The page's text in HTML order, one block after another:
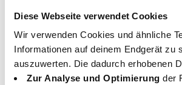
Diese Webseite verwendet Cookies
Wir verwenden Cookies und ähnliche
Informationen auf deinem Endgerät zu
auszuwerten. Die dadurch erhobenen
Zur Analyse und Optimierung der
Clean Content
Made in our East Frisian eco-friendly
neutral facility 100% renewable